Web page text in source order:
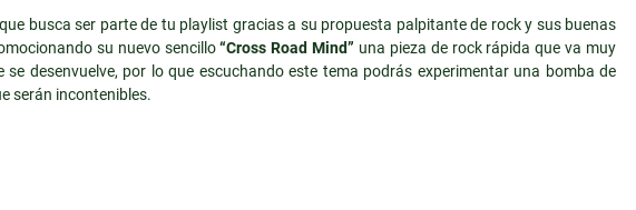
busca ser parte de tu playlist gracias a su propuesta palpitante de rock y sus buenas
su nuevo sencillo“Cross Road Mind” una pieza de rock rápida que va muy
se desenvuelve, por lo que escuchando este tema podrás experimentar una bomba de
serán incontenibles.